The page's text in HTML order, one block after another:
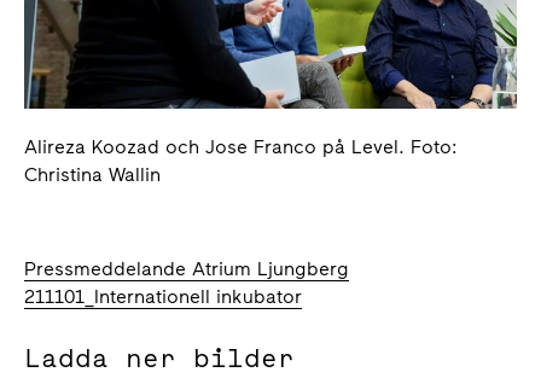
Alireza Koozad och Jose Franco på Level. Foto:
Christina Wallin
Pressmeddelande Atrium Ljungberg
211101_Internationell inkubator
Ladda ner bilder